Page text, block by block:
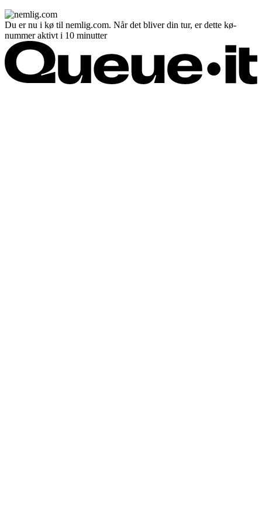
Du er nu i kø til nemlig.com. Når det bliver din tur, er dette kø-
nummer aktivt i 10 minutter